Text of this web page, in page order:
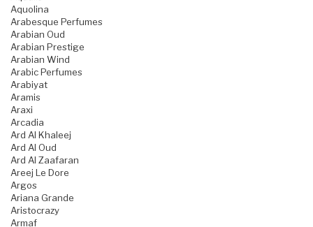
Aquolina
Arabesque Perfumes
Arabian Oud
Arabian Prestige
Arabian Wind
Arabic Perfumes
Arabiyat
Aramis
Araxi
Arcadia
Ard Al Khaleej
Ard Al Oud
Ard Al Zaafaran
Areej Le Dore
Argos
Ariana Grande
Aristocrazy
Armaf